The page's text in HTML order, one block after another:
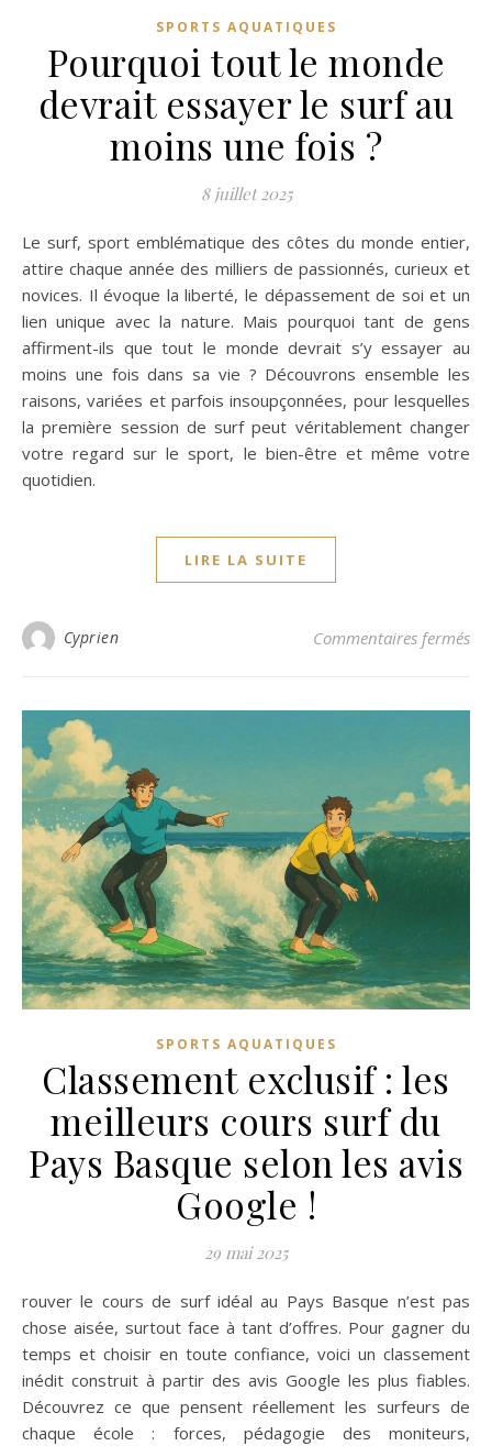
SPORTS AQUATIQUES
Pourquoi tout le monde
devrait essayer le surf au
moins une fois ?
8 juillet 2025
Le surf, sport emblématique des côtes du monde entier,
attire chaque année des milliers de passionnés, curieux et
novices. Il évoque la liberté, le dépassement de soi et un
lien unique avec la nature. Mais pourquoi tant de gens
affirment-ils que tout le monde devrait s’y essayer au
moins une fois dans sa vie ? Découvrons ensemble les
raisons, variées et parfois insoupçonnées, pour lesquelles
la première session de surf peut véritablement changer
votre regard sur le sport, le bien-être et même votre
quotidien.
LIRE LA SUITE
Cyprien Commentaires fermés
SPORTS AQUATIQUES
Classement exclusif : les
meilleurs cours surf du
Pays Basque selon les avis
Google !
29 mai 2025
rouver le cours de surf idéal au Pays Basque n’est pas
chose aisée, surtout face à tant d’offres. Pour gagner du
temps et choisir en toute confiance, voici un classement
inédit construit à partir des avis Google les plus fiables.
Découvrez ce que pensent réellement les surfeurs de
chaque école : forces, pédagogie des moniteurs,